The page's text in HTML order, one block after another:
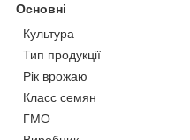
Основні
Культура
Тип продукції
Рік врожаю
Класс семян
ГМО